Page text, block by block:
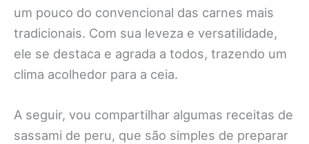
um pouco do convencional das carnes mais
tradicionais. Com sua leveza e versatilidade,
ele se destaca e agrada a todos, trazendo um
clima acolhedor para a ceia.
A seguir, vou compartilhar algumas receitas de
sassami de peru, que são simples de preparar